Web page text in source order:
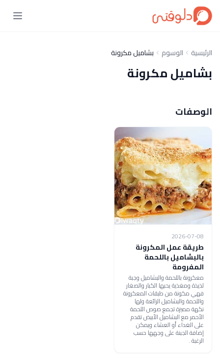
الرئيسية الوسوم بشاميل مكرونة
بشاميل مكرونة
الوصفات
2026-07-08
طريقة عمل المكرونة
بالبشاميل باللحمة
المفرومة
معكرونة باللحمة والبشاميل وجبة
لذيذة ومغذية يحبها الكبار والصغار
فهي مكونة من طبقات المعكرونة
واللحمة والبشاميل الرائعة ولها
نكهة مميزة تجمع صوص اللحمة
الأحمر مع البشاميل الأبيض تقدم
على الغداء أو العشاء ويمكن
إضافة الجبنة على وجهها حسب
الرغبة .